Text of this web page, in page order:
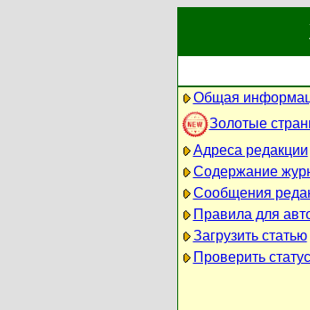
Общая
Золотые
Адреса редакции
Содержание
Сообщения
Правила для
Загрузить статью
Проверить